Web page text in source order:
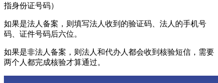
指身份证号码）
如果是法人备案，则填写法人收到的验证码、法人的手机号
码、证件号码后六位。
如果是非法人备案，则法人和代办人都会收到核验短信，需要
两个人都完成核验才算通过。